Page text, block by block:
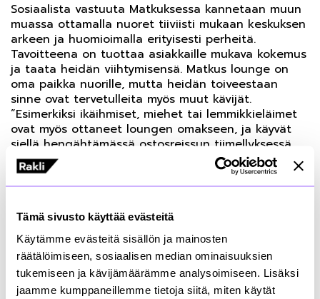
Tämä sivusto käyttää evästeitä
Käytämme evästeitä sisällön ja mainosten
räätälöimiseen, sosiaalisen median ominaisuuksien
tukemiseen ja kävijämäärämme analysoimiseen. Lisäksi
jaamme kumppaneillemme tietoja siitä, miten käytät
Sosiaalista vastuuta Matkuksessa kannetaan muun
muassa ottamalla nuoret tiiviisti mukaan keskuksen
arkeen ja huomioimalla erityisesti perheitä.
Tavoitteena on tuottaa asiakkaille mukava kokemus
ja taata heidän viihtymisensä. Matkus lounge on
oma paikka nuorille, mutta heidän toiveestaan
sinne ovat tervetulleita myös muut kävijät.
”Esimerkiksi ikäihmiset, miehet tai lemmikkieläimet
ovat myös ottaneet loungen omakseen, ja käyvät
siellä hengähtämässä ostosreissun tiimellyksessä.
Tilan suunnittelussa olivat mukana nuoret, ja he
itse osallistuvat myös tapahtumatuotantoon”,
kertoiMiia Kautovaara. Young Professionals -
nuoret ovat kantaneet vastuuta oman tilansa
toteuttamisesta ja käytöstä. Ongelmia ei ole
ilmennyt, vaikkei aktiivista valvontaa ole.
Monikulttuurisuus Itiksessä